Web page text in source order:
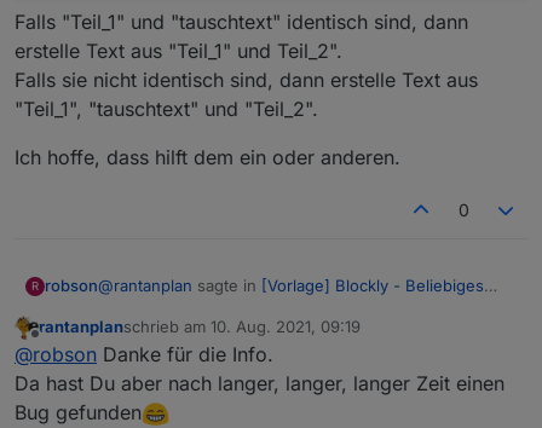
Falls "Teil_1" und "tauschtext" identisch sind, dann
erstelle Text aus "Teil_1" und Teil_2".
Falls sie nicht identisch sind, dann erstelle Text aus
"Teil_1", "tauschtext" und "Teil_2".
Ich hoffe, dass hilft dem ein oder anderen.
0
R robson@rantanplan sagte in [Vorlage] Blockly - Beliebiges
Hallo
Manchmal ist es notwendig unliebsame Zeichen
aus einem Text zu entfernen um diese z.B. in VIS
Hi @rantanplan ,
danke für deine Vorlage.
Offline
rantanplanschrieb am 10. Aug. 2021, 09:19
zuletzt editiert von
@robson Danke für die Info.
Da hast Du aber nach langer, langer, langer Zeit einen
Bug gefunden